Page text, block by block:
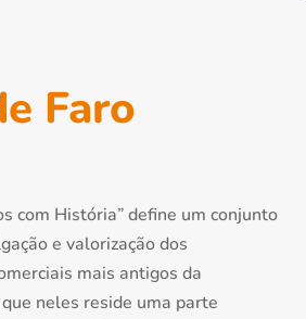
Faro
com História” define um conjunto
e valorização dos
mais antigos da
neles reside uma parte